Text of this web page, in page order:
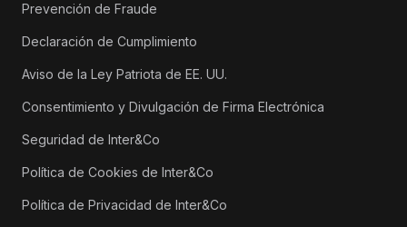
Prevención de Fraude
Declaración de Cumplimiento
Aviso de la Ley Patriota de EE. UU.
Consentimiento y Divulgación de Firma Electrónica
Seguridad de Inter&Co
Política de Cookies de Inter&Co
Política de Privacidad de Inter&Co